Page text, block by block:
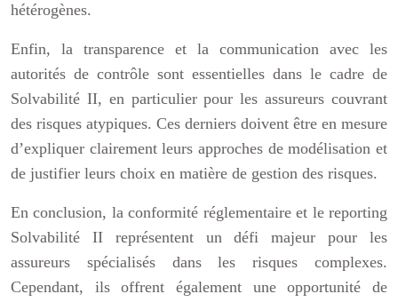
hétérogènes.
Enfin, la transparence et la communication avec les
autorités de contrôle sont essentielles dans le cadre de
Solvabilité II, en particulier pour les assureurs couvrant
des risques atypiques. Ces derniers doivent être en mesure
d’expliquer clairement leurs approches de modélisation et
de justifier leurs choix en matière de gestion des risques.
En conclusion, la conformité réglementaire et le reporting
Solvabilité II représentent un défi majeur pour les
assureurs spécialisés dans les risques complexes.
Cependant, ils offrent également une opportunité de